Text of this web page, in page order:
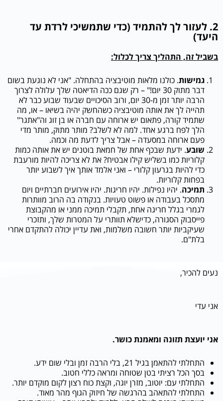
2. לעזור לך להתמיד (כדי שתמשיכי לרדת עד
היעד)
בשביל זה, התהליך צריך לכלול:
גמישות. כולנו מלאות מוטיבציה בהתחלה. "אני לא נוגעת בשום
דבר מתוק 30 יום!" – רק שגם ככה הדיאטה שלך עלולה לצרוך
הרבה יותר זמן מ-30 יום, ורוב הסיכויים שבעוד שבוע כבר לא
תהייה לך את אותה מוטיבציה כשהחשק יהיה בשיאו – או, מה
שתמיד קורה, פתאום יש ארוחה עם חברה או בן זוג וה"אתגר"
הלך לפח ברגע אחד. למה לא לשלב? מותר מתוק, מותר מדי
פעם ארוחה במסעדה – אבל צריך לדעת מה וכמה.
שובע. ידעת שבכף אחת של חמאת בוטנים יש את אותה כמות
קלוריות כמו בשליש קילו אבטיח? את לא צריכה להיות מורעבת
כדי להיות בגרעון קלורי – ואני אלמד אותך איך לשבוע יותר
בפחות קלוריות.
תמיכה. יהיו נפילות. יהיו חריגות. יהיו אירועים חברתיים ויום
מתסכל בעבודה או פשוט טעויות. בנקודה בה הרוב מוותרות
לגמרי בגלל חריגה אחת, תקבלי תמיכה ממני או מהקבוצת
פייסבוק הסגורה, כדישלא תוותרי על המטרות שלך, ותזכרי
שעיקביות יותר חשובה משלמות, ואת עדיין יכולה להתקדם אחרי
בלת"ם.
נעים להכיר,
אני עדי
אני יועצת תזונה ומאמנת כושר.
התחלתי להתאמן בגיל 21, בלי הרבה זמן ובלי שום ידע.
בסך הכל רציתי בטן שטוחה ומראה כללי חטוב.
התחלתי עם: יוטוב, מזרן יוגה, וקצת כוח רצון לקום מוקדם יותר.
התחלתי להתאהב בהרגשה של חיזוק הגוף מהר מאוד.